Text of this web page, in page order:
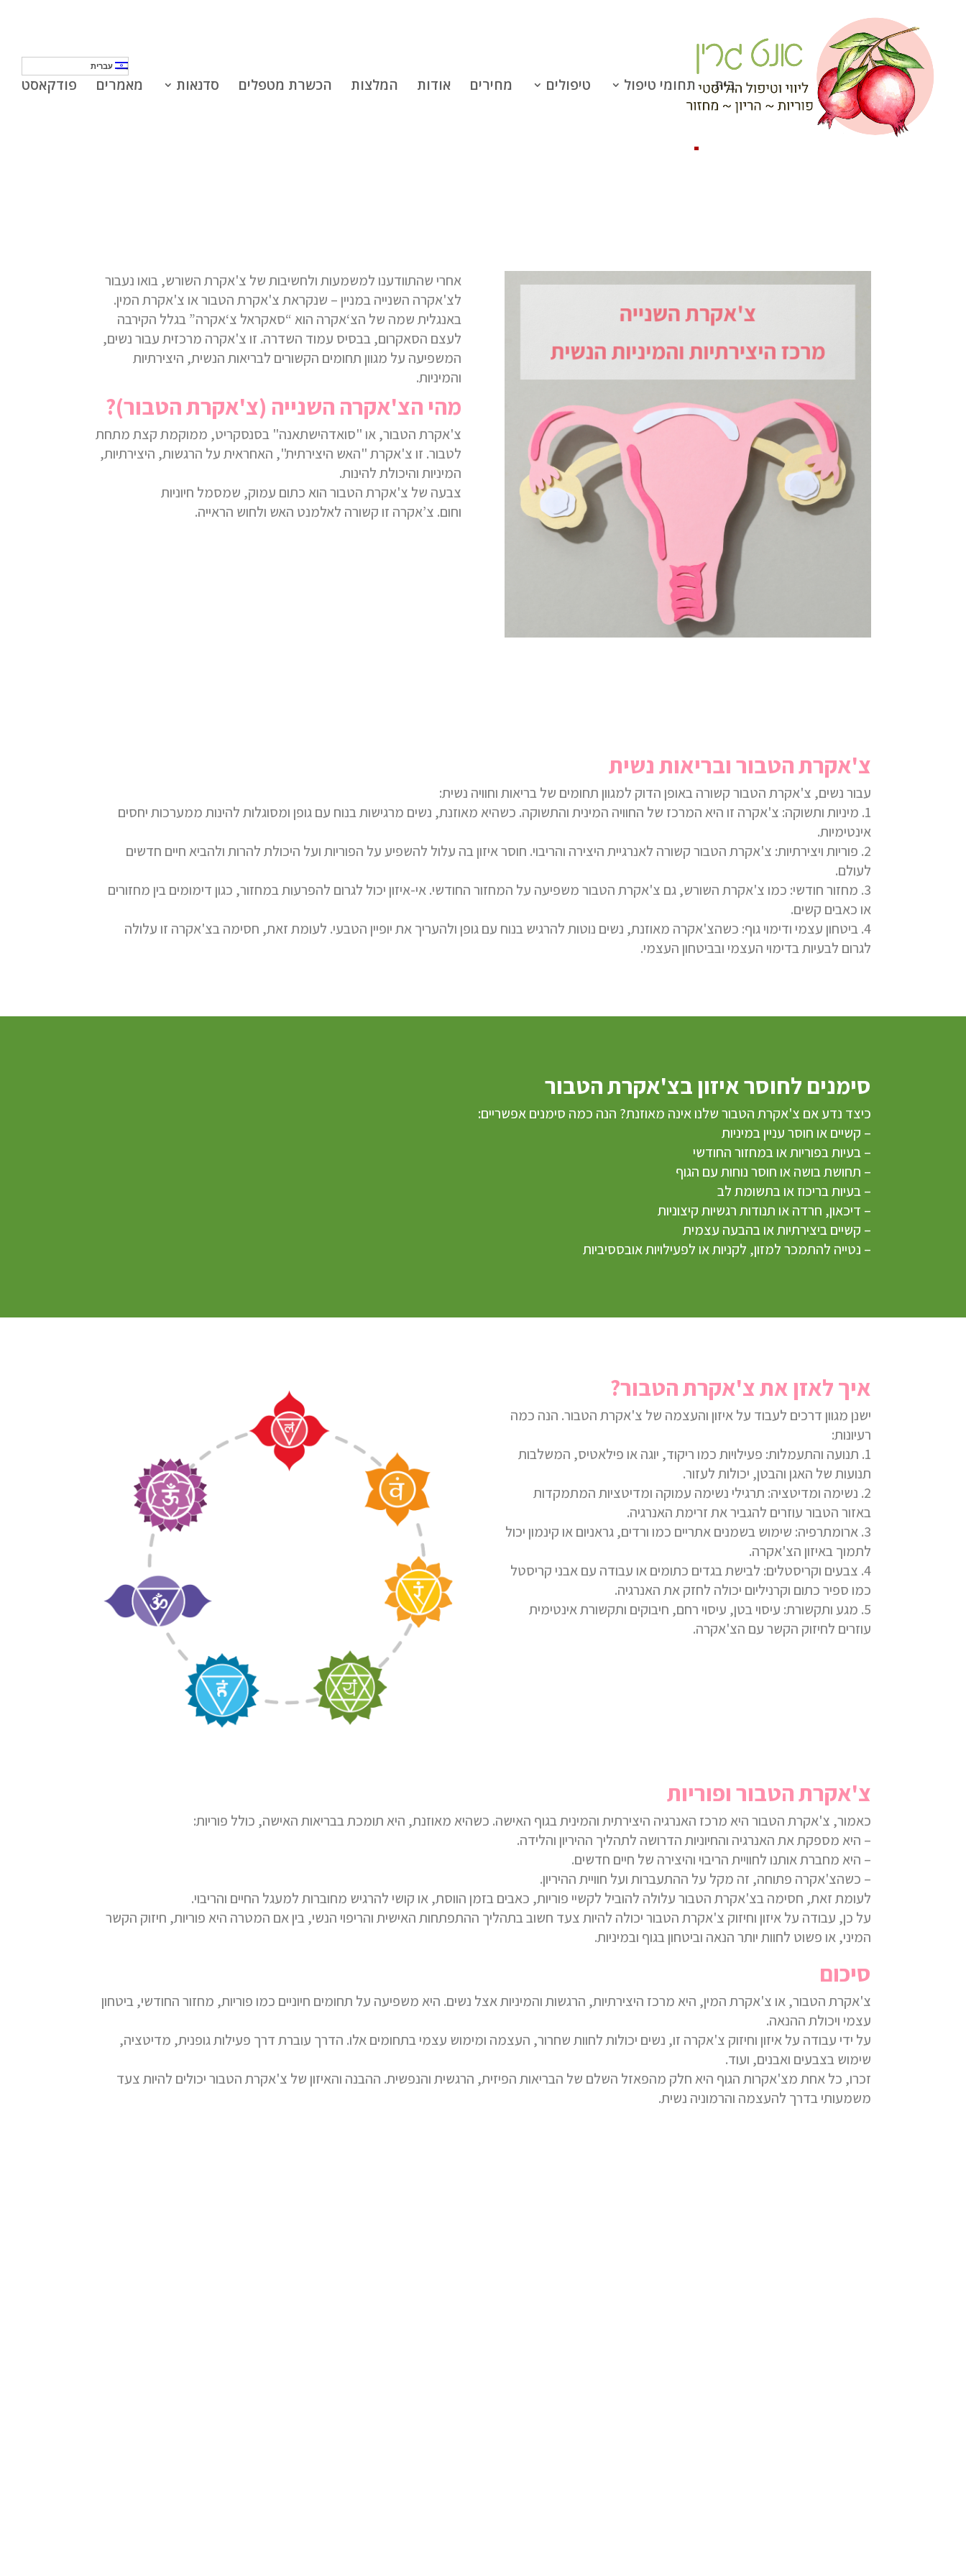
עברית
בית תחומי טיפול טיפולים מחירים אודות המלצות הכשרת מטפלים סדנאות מאמרים פודקאסט
אחרי שהתוודענו למשמעות ולחשיבות של צ'אקרת השורש, בואו נעבור
לצ'אקרה השנייה במניין – שנקראת צ'אקרת הטבור או צ'אקרת המין.
באנגליתשמה של הצ‘אקרה הוא “סאקראל צ‘אקרה”בגלל הקירבה
לעצם הסאקרום,בבסיס עמוד השדרה. זו צ'אקרה מרכזית עבור נשים,
המשפיעה על מגוון תחומים הקשורים לבריאות הנשית, היצירתיות
והמיניות.
מהי הצ'אקרה השנייה (צ'אקרת הטבור)?
צ'אקרת הטבור, או "סואדהישתאנה" בסנסקריט, ממוקמת קצת מתחת
לטבור. זו צ'אקרת "האש היצירתית", האחראית על הרגשות, היצירתיות,
המיניות והיכולת להינות.
צבעה של צ'אקרת הטבור הוא כתום עמוק, שמסמל חיוניות
וחום. צ’אקרה זוקשורה לאלמנט האש ולחוש הראייה.
צ'אקרת הטבור ובריאות נשית
עבור נשים, צ'אקרת הטבור קשורה באופן הדוק למגוון תחומים של בריאות וחוויה נשית:
1. מיניות ותשוקה: צ'אקרה זו היא המרכז של החוויה המינית והתשוקה. כשהיא מאוזנת, נשים מרגישות בנוח עם גופן ומסוגלות להינות ממערכות יחסים
אינטימיות.
2. פוריות ויצירתיות: צ'אקרת הטבור קשורה לאנרגיית היצירה והריבוי. חוסר איזון בה עלול להשפיע על הפוריות ועל היכולת להרות ולהביא חיים חדשים
לעולם.
3. מחזור חודשי: כמו צ'אקרת השורש, גם צ'אקרת הטבור משפיעה על המחזור החודשי. אי-איזון יכול לגרום להפרעות במחזור, כגון דימומים בין מחזורים
או כאבים קשים.
4. ביטחון עצמי ודימוי גוף: כשהצ'אקרה מאוזנת, נשים נוטות להרגיש בנוח עם גופן ולהעריך את יופיין הטבעי. לעומת זאת, חסימה בצ'אקרה זו עלולה
לגרום לבעיות בדימוי העצמי ובביטחון העצמי.
סימנים לחוסר איזון בצ'אקרת הטבור
כיצד נדע אם צ'אקרת הטבור שלנו אינה מאוזנת? הנה כמה סימנים אפשריים:
– קשיים או חוסר עניין במיניות
– בעיות בפוריות או במחזור החודשי
– תחושת בושה או חוסר נוחות עם הגוף
– בעיות בריכוז או בתשומת לב
– דיכאון, חרדה או תנודות רגשיות קיצוניות
– קשיים ביצירתיות או בהבעה עצמית
– נטייה להתמכר למזון, לקניות או לפעילויות אובססיביות
איך לאזן את צ'אקרת הטבור?
ישנן מגוון דרכים לעבוד על איזון והעצמה של צ'אקרת הטבור. הנה כמה
רעיונות:
1. תנועה והתעמלות: פעילויות כמו ריקוד, יוגה או פילאטיס, המשלבות
תנועות של האגן והבטן, יכולות לעזור.
2. נשימה ומדיטציה: תרגילי נשימה עמוקה ומדיטציות המתמקדות
באזור הטבור עוזרים להגביר את זרימת האנרגיה.
3. ארומתרפיה: שימוש בשמנים אתריים כמו ורדים, גראניום או קינמון יכול
לתמוך באיזון הצ'אקרה.
4. צבעים וקריסטלים: לבישת בגדים כתומים או עבודה עם אבני קריסטל
כמו ספיר כתום וקרניליום יכולה לחזק את האנרגיה.
5. מגע ותקשורת: עיסוי בטן, עיסוי רחם, חיבוקים ותקשורת אינטימית
עוזרים לחיזוק הקשר עם הצ'אקרה.
צ'אקרת הטבור ופוריות
כאמור, צ'אקרת הטבור היא מרכז האנרגיה היצירתית והמינית בגוף האישה. כשהיא מאוזנת, היא תומכת בבריאותהאישה, כולל פוריות:
– היא מספקת את האנרגיה והחיוניות הדרושה לתהליך ההיריון והלידה.
– היא מחברת אותנו לחוויית הריבוי והיצירה של חיים חדשים.
– כשהצ'אקרה פתוחה, זה מקל על ההתעברות ועל חוויית ההיריון.
לעומת זאת, חסימה בצ'אקרת הטבור עלולה להוביל לקשיי פוריות, כאבים בזמן הווסת, או קושי להרגיש מחוברות למעגל החיים והריבוי.
על כן, עבודה על איזון וחיזוק צ'אקרת הטבור יכולה להיות צעד חשוב בתהליך ההתפתחות האישית והריפוי הנשי, בין אם המטרה היא פוריות, חיזוק הקשר
המיני, או פשוט לחוות יותר הנאה וביטחון בגוף ובמיניות.
סיכום
צ'אקרת הטבור, או צ'אקרת המין, היא מרכז היצירתיות, הרגשות והמיניות אצל נשים. היא משפיעה על תחומים חיוניים כמו פוריות, מחזור החודשי, ביטחון
עצמי ויכולת ההנאה.
על ידי עבודה על איזון וחיזוק צ'אקרה זו, נשים יכולות לחוות שחרור, העצמה ומימוש עצמי בתחומים אלו. הדרך עוברת דרך פעילות גופנית, מדיטציה,
שימוש בצבעים ואבנים, ועוד.
זכרו, כל אחת מצ'אקרות הגוף היא חלק מהפאזל השלם של הבריאות הפיזית, הרגשית והנפשית. ההבנה והאיזון של צ'אקרת הטבור יכולים להיות צעד
משמעותי בדרך להעצמה והרמוניה נשית.